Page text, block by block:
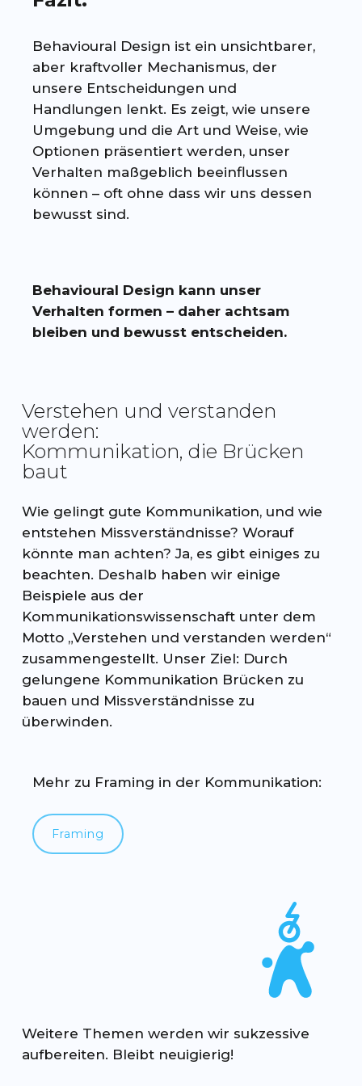
Behavioural Design ist ein unsichtbarer,
aber kraftvoller Mechanismus, der
unsere Entscheidungen und
Handlungen lenkt. Es zeigt, wie unsere
Umgebung und die Art und Weise, wie
Optionen präsentiert werden, unser
Verhalten maßgeblich beeinflussen
können – oft ohne dass wir uns dessen
bewusst sind.
Behavioural Design kann unser
Verhalten formen – daher achtsam
bleiben und bewusst entscheiden.
Verstehen und verstanden
werden:
Kommunikation, die Brücken
baut
Wie gelingt gute Kommunikation, und wie
entstehen Missverständnisse? Worauf
könnte man achten? Ja, es gibt einiges zu
beachten. Deshalb haben wir einige
Beispiele aus der
Kommunikationswissenschaft unter dem
Motto „Verstehen und verstanden werden“
zusammengestellt. Unser Ziel: Durch
gelungene Kommunikation Brücken zu
bauen und Missverständnisse zu
überwinden.
Mehr zu Framing in der Kommunikation:
Framing
Weitere Themen werden wir sukzessive
aufbereiten. Bleibt neuigierig!